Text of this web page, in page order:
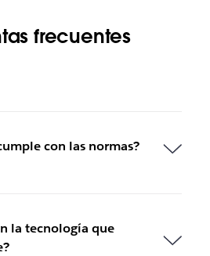
frecuentes
con las normas?
la tecnología que